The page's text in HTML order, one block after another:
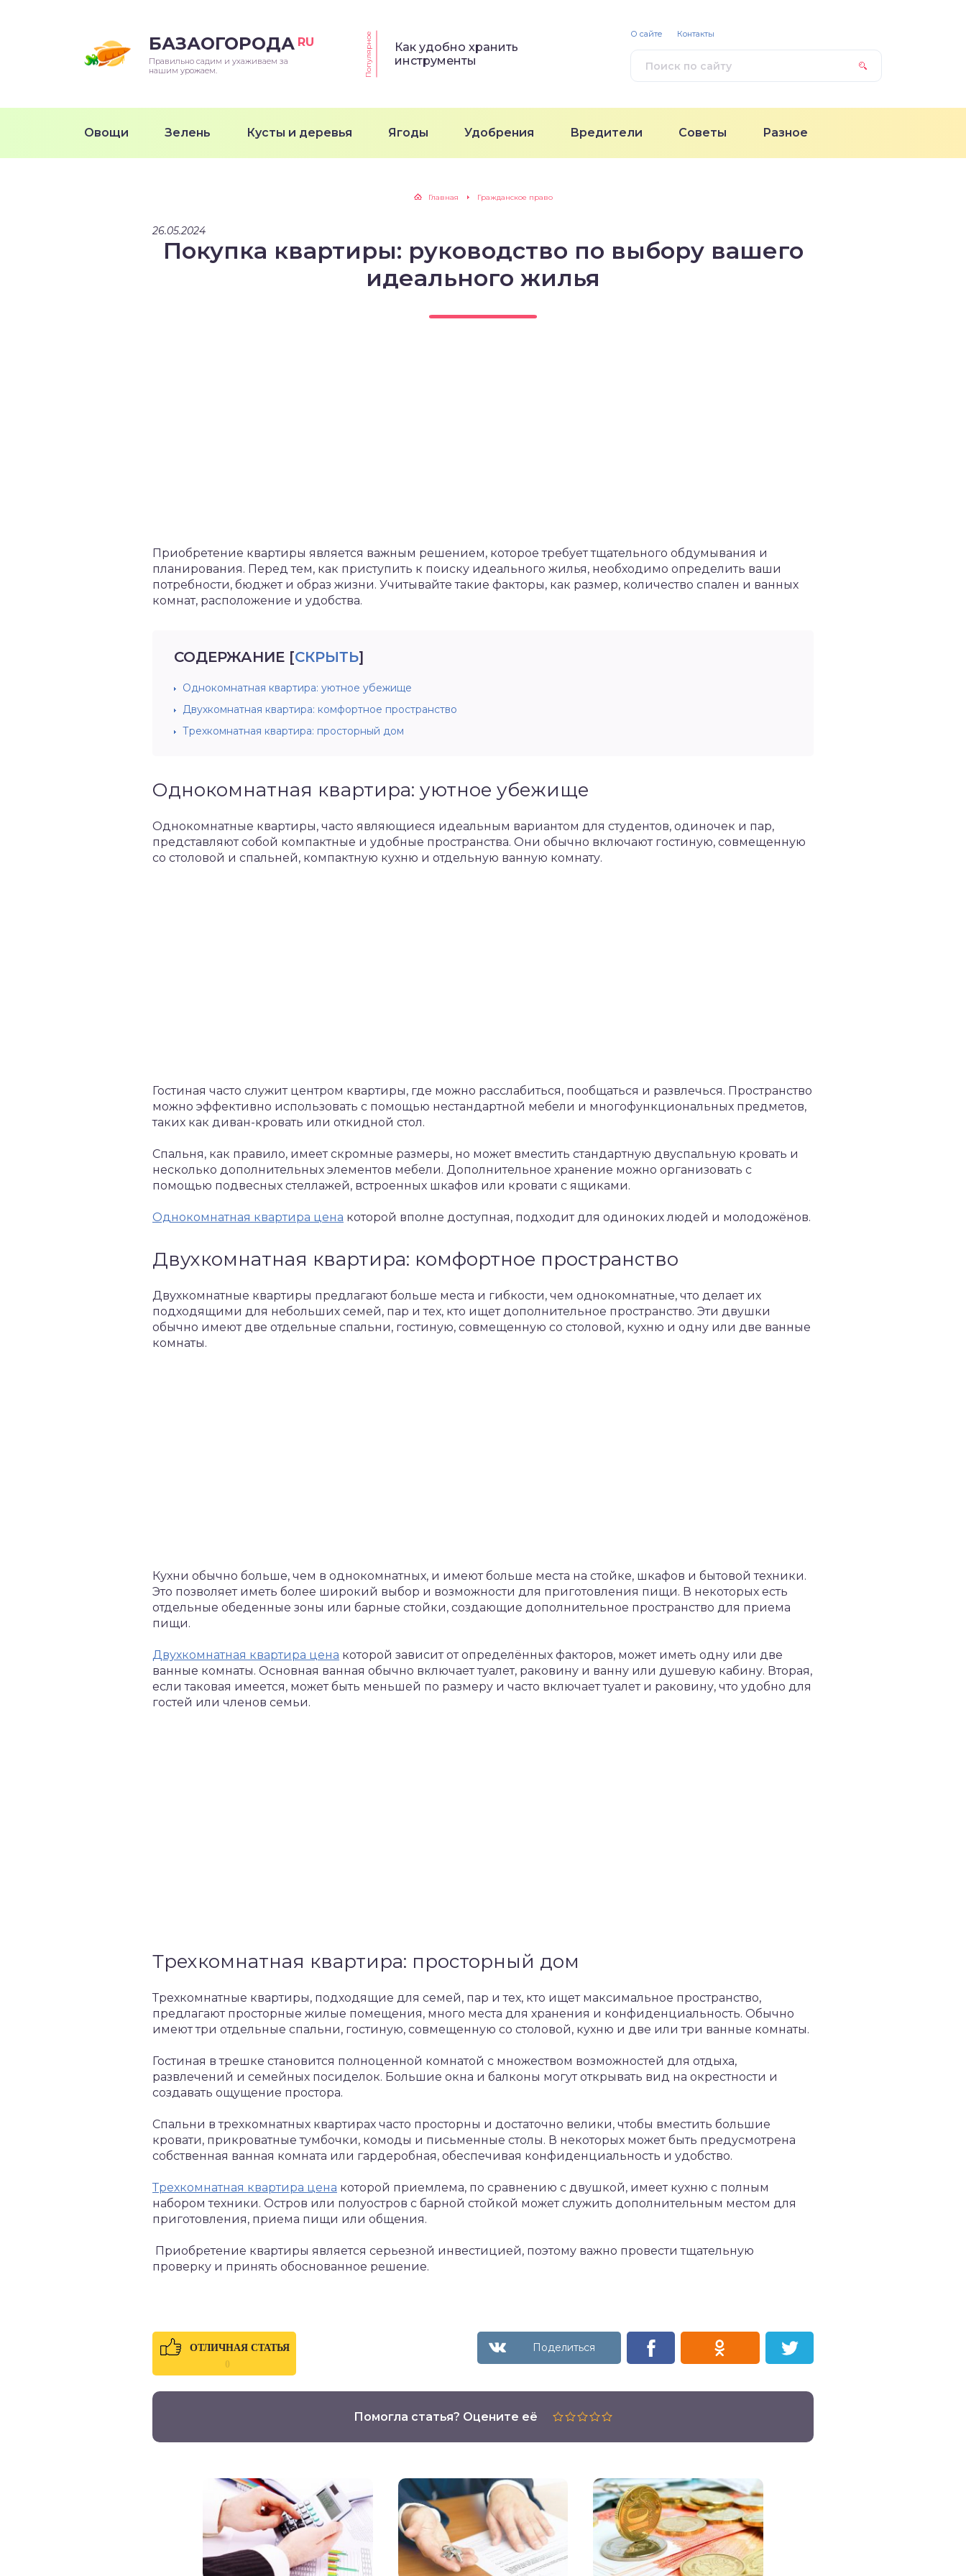
БАЗАОГОРОДА RU
Правильно садим и ухаживаем за
нашим урожаем.
Популярное
Как удобно хранить
инструменты
Овощи Зелень Кусты и деревья Ягоды Удобрения Вредители Советы Разное
О сайте Контакты
Главная Гражданское право
26.05.2024
Покупка квартиры: руководство по выбору вашего
идеального жилья
Приобретение квартиры является важным решением, которое требует тщательного обдумывания и
планирования. Перед тем, как приступить к поиску идеального жилья, необходимо определить ваши
потребности, бюджет и образ жизни. Учитывайте такие факторы, как размер, количество спален и ванных
комнат, расположение и удобства.
СОДЕРЖАНИЕ [СКРЫТЬ]
Однокомнатная квартира: уютное убежище
Двухкомнатная квартира: комфортное пространство
Трехкомнатная квартира: просторный дом
Однокомнатная квартира: уютное убежище
Однокомнатные квартиры, часто являющиеся идеальным вариантом для студентов, одиночек и пар,
представляют собой компактные и удобные пространства. Они обычно включают гостиную, совмещенную
со столовой и спальней, компактную кухню и отдельную ванную комнату.
Гостиная часто служит центром квартиры, где можно расслабиться, пообщаться и развлечься. Пространство
можно эффективно использовать с помощью нестандартной мебели и многофункциональных предметов,
таких как диван-кровать или откидной стол.
Спальня, как правило, имеет скромные размеры, но может вместить стандартную двуспальную кровать и
несколько дополнительных элементов мебели. Дополнительное хранение можно организовать с
помощью подвесных стеллажей, встроенных шкафов или кровати с ящиками.
Однокомнатная квартира цена которой вполне доступная, подходит для одиноких людей и молодожёнов.
Двухкомнатная квартира: комфортное пространство
Двухкомнатные квартиры предлагают больше места и гибкости, чем однокомнатные, что делает их
подходящими для небольших семей, пар и тех, кто ищет дополнительное пространство. Эти двушки
обычно имеют две отдельные спальни, гостиную, совмещенную со столовой, кухню и одну или две ванные
комнаты.
Кухни обычно больше, чем в однокомнатных, и имеют больше места на стойке, шкафов и бытовой техники.
Это позволяет иметь более широкий выбор и возможности для приготовления пищи. В некоторых есть
отдельные обеденные зоны или барные стойки, создающие дополнительное пространство для приема
пищи.
Двухкомнатная квартира цена которой зависит от определённых факторов, может иметь одну или две
ванные комнаты. Основная ванная обычно включает туалет, раковину и ванну или душевую кабину. Вторая,
если таковая имеется, может быть меньшей по размеру и часто включает туалет и раковину, что удобно для
гостей или членов семьи.
Трехкомнатная квартира: просторный дом
Трехкомнатные квартиры, подходящие для семей, пар и тех, кто ищет максимальное пространство,
предлагают просторные жилые помещения, много места для хранения и конфиденциальность. Обычно
имеют три отдельные спальни, гостиную, совмещенную со столовой, кухню и две или три ванные комнаты.
Гостиная в трешке становится полноценной комнатой с множеством возможностей для отдыха,
развлечений и семейных посиделок. Большие окна и балконы могут открывать вид на окрестности и
создавать ощущение простора.
Спальни в трехкомнатных квартирах часто просторны и достаточно велики, чтобы вместить большие
кровати, прикроватные тумбочки, комоды и письменные столы. В некоторых может быть предусмотрена
собственная ванная комната или гардеробная, обеспечивая конфиденциальность и удобство.
Трехкомнатная квартира цена которой приемлема, по сравнению с двушкой, имеет кухню с полным
набором техники. Остров или полуостров с барной стойкой может служить дополнительным местом для
приготовления, приема пищи или общения.
Приобретение квартиры является серьезной инвестицией, поэтому важно провести тщательную
проверку и принять обоснованное решение.
ОТЛИЧНАЯ СТАТЬЯ
0
Помогла статья? Оцените её